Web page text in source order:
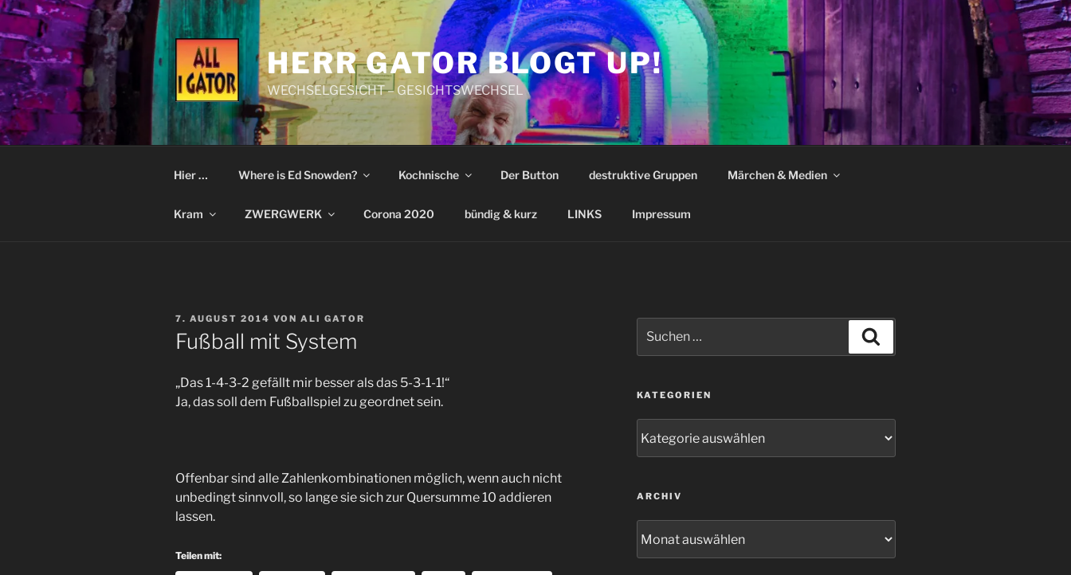
Zum
Inhalt
springen
HERR GATOR BLOGT UP!
WECHSELGESICHT – GESICHTSWECHSEL
Hier … Where is Ed Snowden? Kochnische Der Button destruktive Gruppen Märchen & Medien
Kram ZWERGWERK Corona 2020 bündig & kurz LINKS Impressum
VERÖFFENTLICHT
AM
7. AUGUST 2014 VON ALI GATOR
Fußball mit System
„Das 1-4-3-2 gefällt mir besser als das 5-3-1-1!“
Ja, das soll dem Fußballspiel zu geordnet sein.
Offenbar sind alle Zahlenkombinationen möglich, wenn auch nicht
unbedingt sinnvoll, so lange sie sich zur Quersumme 10 addieren
lassen.
Teilen mit:
nach:
KATEGORIEN
ARCHIV